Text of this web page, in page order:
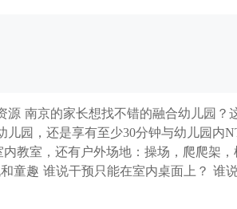
源 南京的家长想找不错的融合幼儿园？
园，还是享有至少30分钟与幼儿园内
教室，还有户外场地：操场，爬爬架，
童趣 谁说干预只能在室内桌面上？ 谁